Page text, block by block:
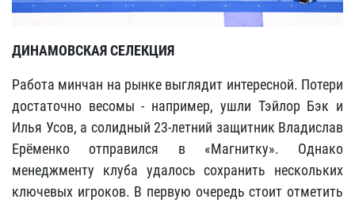
ДИНАМОВСКАЯ СЕЛЕКЦИЯ
Работа минчан на рынке выглядит интересной. Потери
достаточно весомы - например, ушли Тэйлор Бэк и
Илья Усов, а солидный 23-летний защитник Владислав
Ерёменко отправился в «Магнитку». Однако
менеджменту клуба удалось сохранить нескольких
ключевых игроков. В первую очередь стоит отметить